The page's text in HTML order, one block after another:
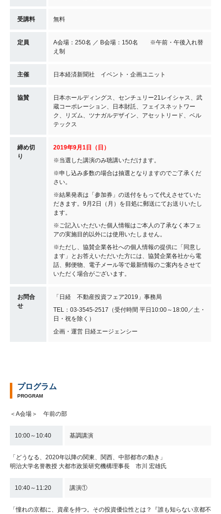
受講料 無料
定員
A会場：250名 ／ B会場：150名 ※午前・午後入れ替
え制
主催 日本経済新聞社 イベント・企画ユニット
協賛
日本ホールディングス、センチュリー21レイシャス、武
蔵コーポレーション、日本財託、フェイスネットワー
ク、リズム、ツナガルデザイン、アセットリード、ベル
テックス
締め切
り
2019年9月1日（日）
※当選した講演のみ聴講いただけます。
※申し込み多数の場合は抽選となりますのでご了承くだ
さい。
※結果発表は「参加券」の送付をもって代えさせていた
だきます。9月2日（月）を目処に郵送にてお送りいたし
ます。
※ご記入いただいた個人情報はご本人の了承なく本フェ
アの実施目的以外には使用いたしません。
※ただし、協賛企業各社への個人情報の提供に「同意し
ます」とお答えいただいた方には、協賛企業各社から電
話、郵便物、電子メール等で最新情報のご案内をさせて
いただく場合がございます。
お問合
せ
「日経 不動産投資フェア2019」事務局
TEL：03-3545-2517（受付時間 平日10:00～18:00／土・
日・祝を除く）
企画・運営 日経エージェンシー
プログラム
PROGRAM
＜A会場＞ 午前の部
10:00～10:40 基調講演
「どうなる、2020年以降の関東、関西、中部都市の動き」
明治大学名誉教授 大都市政策研究機構理事長 市川 宏雄氏
10:40～11:20 講演①
「憧れの京都に、資産を持つ。その投資優位性とは？『誰も知らない京都不